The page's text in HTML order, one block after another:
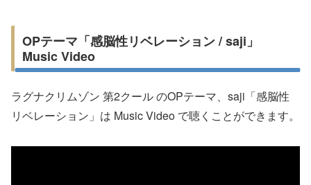
OPテーマ「感脳性リベレーション / saji」
Music Video
ラグナクリムゾン 第2クール のOPテーマ、saji「感脳性
リベレーション」は Music Video で聴くことができます。